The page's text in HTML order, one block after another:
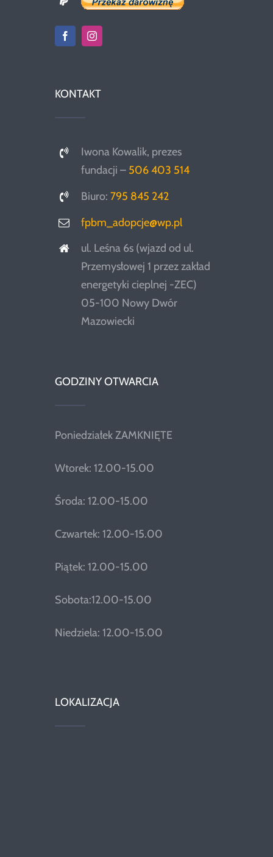
KONTAKT
Iwona Kowalik, prezes
fundacji – 506 403 514
Biuro:795 845 242
fpbm_adopcje@wp.pl
ul. Leśna 6s (wjazd od ul.
Przemysłowej 1 przez zakład
energetyki cieplnej -ZEC)
05-100 Nowy Dwór
Mazowiecki
GODZINY OTWARCIA
Poniedziałek ZAMKNIĘTE
Wtorek: 12.00-15.00
Środa: 12.00-15.00
Czwartek: 12.00-15.00
Piątek: 12.00-15.00
Sobota:12.00-15.00
Niedziela: 12.00-15.00
LOKALIZACJA